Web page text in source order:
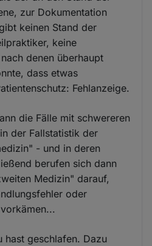
zur Dokumentation
keinen Stand der
keine
denen überhaupt
dass etwas
Fehlanzeige.
die Fälle mit schwereren
der Fallstatistik der
- und in deren
berufen sich dann
Medizin" darauf,
oder
hast geschlafen. Dazu